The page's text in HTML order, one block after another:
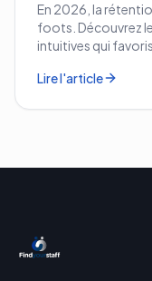
En 2026, la
foots. Découvrez
intuitives qui
Lire l'article